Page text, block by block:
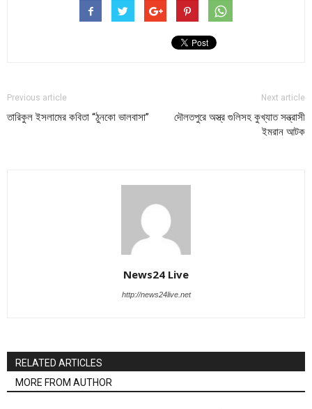
Previous article
তারিকুল ইসলামের কবিতা “ঠুনকো ভালবাসা”
Next article
দৌলতপুরে অস্ত্র গুলিসহ কুখ্যাত সন্ত্রাসী
ইমরান আটক
News24 Live
http://news24live.net
RELATED ARTICLES
MORE FROM AUTHOR